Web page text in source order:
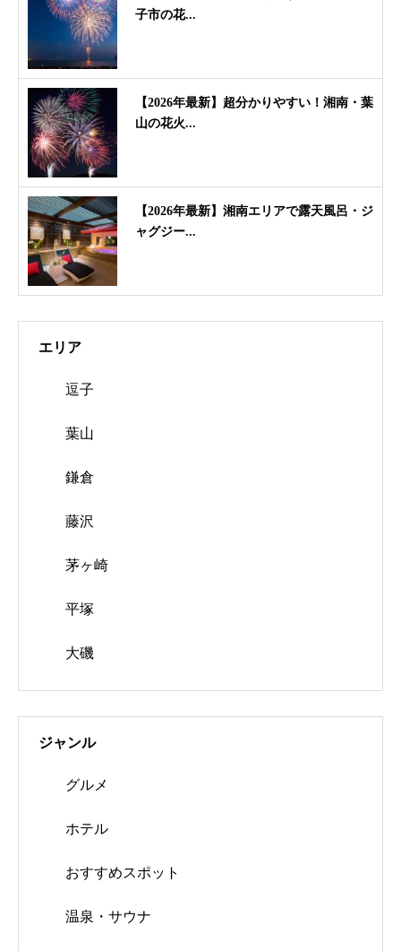
子市の花...
【2026年最新】超分かりやすい！湘南・葉
山の花火...
【2026年最新】湘南エリアで露天風呂・ジ
ャグジー...
エリア
逗子
葉山
鎌倉
藤沢
茅ヶ崎
平塚
大磯
ジャンル
グルメ
ホテル
おすすめスポット
温泉・サウナ